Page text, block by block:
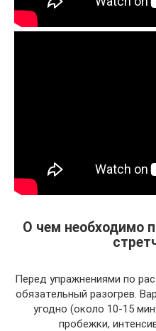
О чем необходимо
Перед упражнениями по
обязательный разогрев.
угодно (около 10-15
пробежки,